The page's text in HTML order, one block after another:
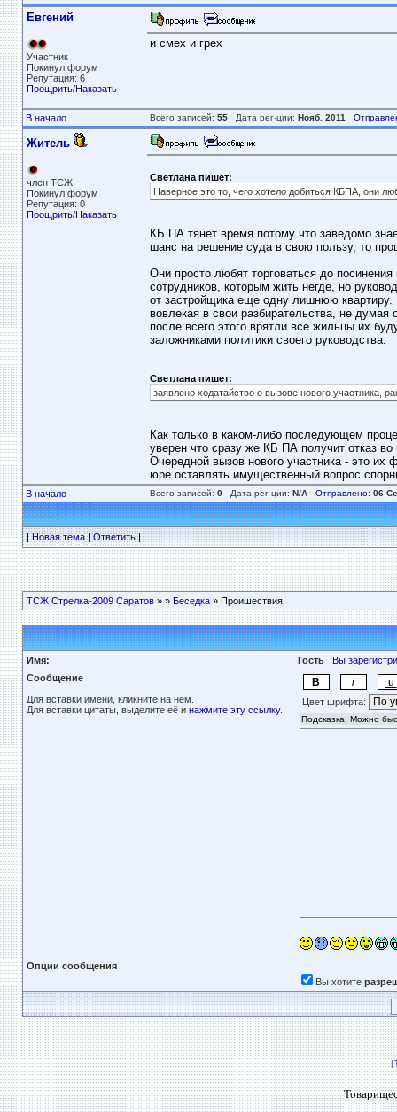
Евгений
Участник
Покинул форум
Репутация: 6
Поощрить/Наказать
и смех и грех
В начало Всего записей: 55Дата рег-ции: Нояб. 2011
Житель
член ТСЖ
Покинул форум
Репутация: 0
Поощрить/Наказать
Светлана пишет:
Наверное это то, чего хотело добиться КБПА, они
КБ ПА тянет время потому что заведомо
шанс на решение суда в свою пользу, то
Они просто любят торговаться до
сотрудников, которым жить негде, но
от застройщика еще одну лишнюю
вовлекая в свои разбирательства, не
после всего этого врятли все жильцы их
заложниками политики своего руководства.
Светлана пишет:
заявлено ходатайство о вызове нового участника,
Как только в каком-либо последующем
уверен что сразу же КБ ПА получит отказ
Очередной вызов нового участника - это их
юре оставлять имущественный вопрос
В начало Всего записей: 0Дата рег-ции: N/A Отправлено: 06
|Новая тема|Ответить|
ТСЖ Стрелка-2009 Саратов» » Беседка» Проишествия
Имя: Гость
Вы
Сообщение
Для вставки имени, кликните на нем.
Для вставки цитаты, выделите её и нажмите эту ссылку.
Цвет шрифта:
Опции сообщения
Вы хотите
|